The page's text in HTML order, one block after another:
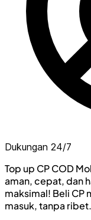
Dukungan 24/7
Top up CP COD
aman, cepat, dan
maksimal! Beli CP
masuk, tanpa ribet.